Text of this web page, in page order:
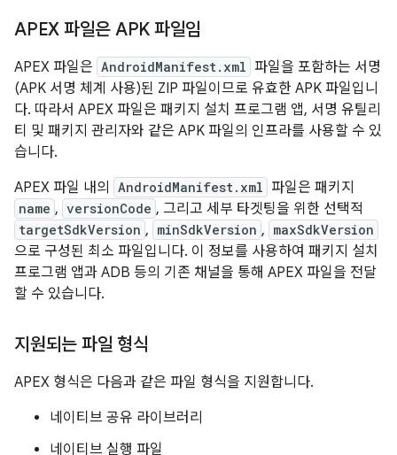
APEX 파일은 APK 파일임
APEX 파일은 AndroidManifest.xml 파일을 포함하는 서명
(APK 서명 체계 사용)된 ZIP 파일이므로 유효한 APK 파일입니
다. 따라서 APEX 파일은 패키지 설치 프로그램 앱, 서명 유틸리
티 및 패키지 관리자와 같은 APK 파일의 인프라를 사용할 수 있
습니다.
APEX 파일 내의
AndroidManifest.xml 파일은 패키지
name , versionCode , 그리고 세부 타겟팅을 위한 선택적
targetSdkVersion , minSdkVersion , maxSdkVersion
으로 구성된 최소 파일입니다. 이 정보를 사용하여 패키지 설치
프로그램 앱과 ADB 등의 기존 채널을 통해 APEX 파일을 전달
할 수 있습니다.
지원되는 파일 형식
APEX 형식은 다음과 같은 파일 형식을 지원합니다.
네이티브 공유 라이브러리
네이티브 실행 파일